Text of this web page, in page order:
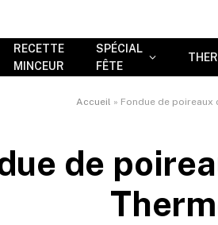
RECETTE
MINCEUR
SPÉCIAL
FÊTE
Accueil » Fondue de poireaux
de